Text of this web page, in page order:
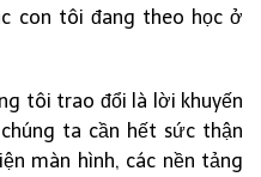
con tôi đang theo học ở
tôi trao đổi là lời khuyến
ta cần hết sức thận
màn hình, các nền tảng